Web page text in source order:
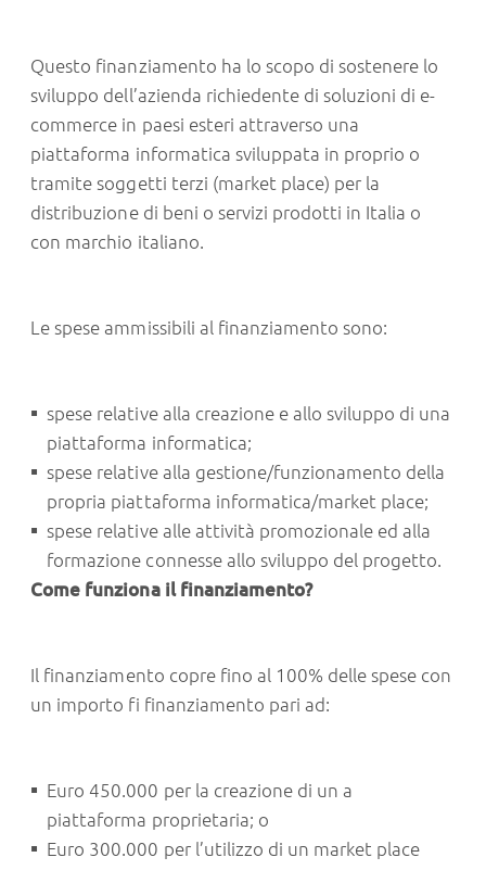
Questo finanziamento ha lo scopo di sostenere lo
sviluppo dell’azienda richiedente di soluzioni di e-
commerce in paesi esteri attraverso una
piattaforma informatica sviluppata in proprio o
tramite soggetti terzi (market place) per la
distribuzione di beni o servizi prodotti in Italia o
con marchio italiano.
Le spese ammissibili al finanziamento sono:
spese relative alla creazione e allo sviluppo di una
piattaforma informatica;
spese relative alla gestione/funzionamento della
propria piattaforma informatica/market place;
spese relative alle attività promozionale ed alla
formazione connesse allo sviluppo del progetto.
Come funziona il finanziamento?
Il finanziamento copre fino al 100% delle spese con
un importo fi finanziamento pari ad:
Euro 450.000 per la creazione di un a
piattaforma proprietaria; o
Euro 300.000 per l’utilizzo di un market place